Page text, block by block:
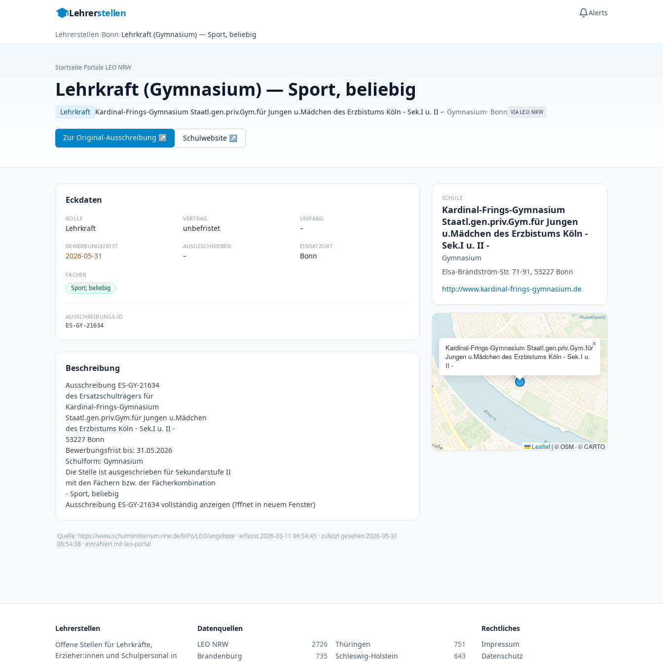
Lehrerstellen Alerts
Lehrerstellen/Bonn/Lehrkraft (Gymnasium) — Sport, beliebig
Startseite›Portale›LEO NRW
Lehrkraft (Gymnasium) — Sport, beliebig
Lehrkraft Kardinal-Frings-Gymnasium Staatl.gen.priv.Gym.für Jungen u.Mädchen des Erzbistums Köln - Sek.I u. II -· Gymnasium· Bonn VIA LEO NRW
Zur Original-Ausschreibung ↗ Schulwebsite ↗
Eckdaten
ROLLE
Lehrkraft
VERTRAG
unbefristet
UMFANG
–
BEWERBUNGSFRIST
2026-05-31
AUSGESCHRIEBEN
–
EINSATZORT
Bonn
FÄCHER
Sport, beliebig
AUSSCHREIBUNGS-ID
ES-GY-21634
Beschreibung
Ausschreibung ES-GY-21634
des Ersatzschulträgers für
Kardinal-Frings-Gymnasium
Staatl.gen.priv.Gym.für Jungen u.Mädchen
des Erzbistums Köln - Sek.I u. II -
53227 Bonn
Bewerbungsfrist bis: 31.05.2026
Schulform: Gymnasium
Die Stelle ist ausgeschrieben für Sekundarstufe II
mit den Fächern bzw. der Fächerkombination
- Sport, beliebig
Ausschreibung ES-GY-21634 vollständig anzeigen (?ffnet in neuem Fenster)
Quelle: https://www.schulministerium.nrw.de/BiPo/LEO/angebote · erfasst2026-05-11 06:34:45 · zuletzt gesehen2026-05-31
06:54:38 · extrahiert mit leo-portal
SCHULE
Kardinal-Frings-Gymnasium
Staatl.gen.priv.Gym.für Jungen
u.Mädchen des Erzbistums Köln -
Sek.I u. II -
Gymnasium
Elsa-Brändström-Str. 71-91, 53227 Bonn
http://www.kardinal-frings-gymnasium.de
Kardinal-Frings-Gymnasium Staatl.gen.priv.Gym.für
Jungen u.Mädchen des Erzbistums Köln - Sek.I u.
II -
×
Leaflet|© OSM · © CARTO
Lehrerstellen
Offene Stellen für Lehrkräfte,
Erzieher:innen und Schulpersonal in
Datenquellen
LEO NRW
2726 Thüringen
751
Brandenburg
735 Schleswig-Holstein 643
Rechtliches
Impressum
Datenschutz